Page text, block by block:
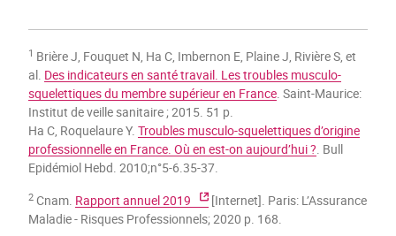
1 Brière J, Fouquet N, Ha C, Imbernon E, Plaine J, Rivière S, et
al. Des indicateurs en santé travail. Les troubles musculo-
squelettiques du membre supérieur en France. Saint-Maurice:
Institut de veille sanitaire ; 2015. 51 p.
Ha C, Roquelaure Y. Troubles musculo-squelettiques d’origine
professionnelle en France. Où en est-on aujourd’hui ?. Bull
Epidémiol Hebd. 2010;n°5-6.35-37.
2 Cnam. Rapport annuel 2019
[Internet]. Paris: L’Assurance
Maladie - Risques Professionnels; 2020 p. 168.